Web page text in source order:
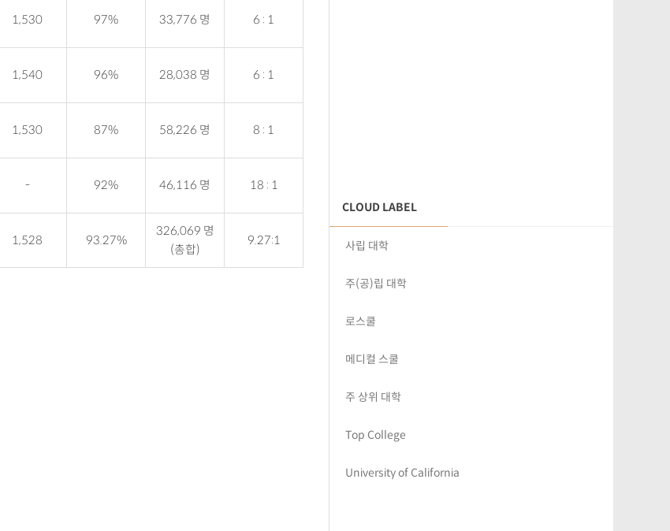
1,530 97% 33,776 명 6 : 1
1,540 96% 28,038 명 6 : 1
1,530 87% 58,226 명 8 : 1
- 92% 46,116 명 18 : 1
1,528 93.27%
326,069 명
(총합)
9.27:1
CLOUD LABEL
사립 대학
주(공)립 대학
로스쿨
메디컬 스쿨
주 상위 대학
Top College
University of California